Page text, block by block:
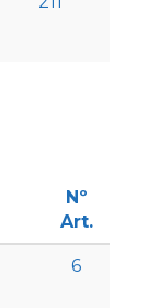
Nº
Art.
6